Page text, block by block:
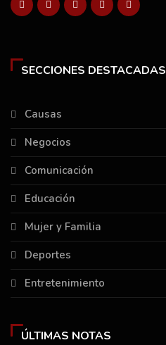
SECCIONES DESTACADAS
Causas
Negocios
Comunicación
Educación
Mujer y Familia
Deportes
Entretenimiento
ÚLTIMAS NOTAS